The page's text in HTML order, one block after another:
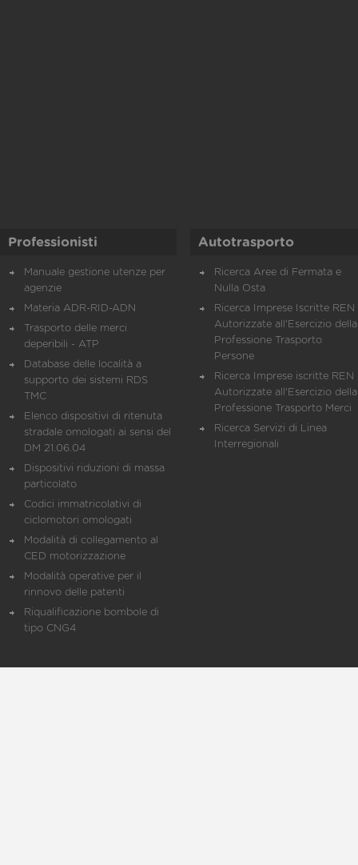
Professionisti
Manuale gestione utenze per
agenzie
Materia ADR-RID-ADN
Trasporto delle merci
deperibili - ATP
Database delle località a
supporto dei sistemi RDS
TMC
Elenco dispositivi di ritenuta
stradale omologati ai sensi del
DM 21.06.04
Dispositivi riduzioni di massa
particolato
Codici immatricolativi di
ciclomotori omologati
Modalità di collegamento al
CED motorizzazione
Modalità operative per il
rinnovo delle patenti
Riqualificazione bombole di
tipo CNG4
Autotrasporto
Ricerca Aree di Fermata e
Nulla Osta
Ricerca Imprese Iscritte REN
Autorizzate all'Esercizio della
Professione Trasporto
Persone
Ricerca Imprese iscritte REN
Autorizzate all'Esercizio della
Professione Trasporto Merci
Ricerca Servizi di Linea
Interregionali